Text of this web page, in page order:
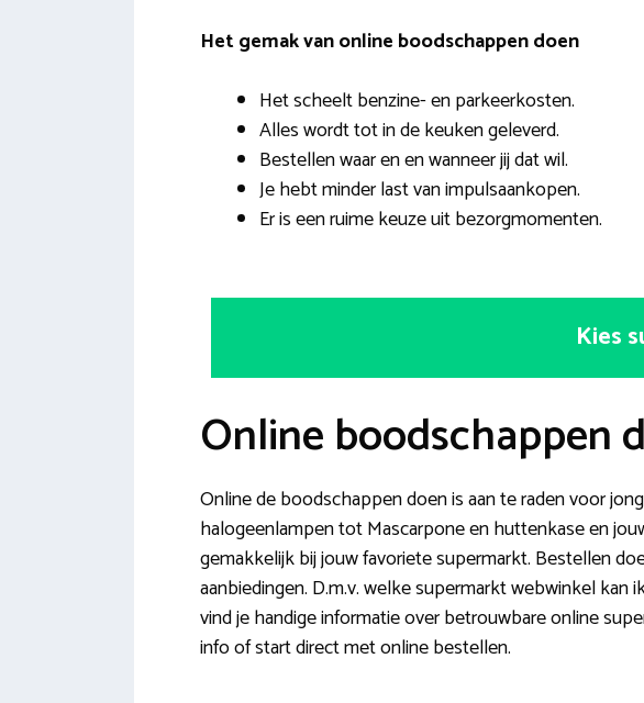
Het gemak van online boodschappen doen
Het scheelt benzine- en parkeerkosten.
Alles wordt tot in de keuken geleverd.
Bestellen waar en en wanneer jij dat wil.
Je hebt minder last van impulsaankopen.
Er is een ruime keuze uit bezorgmomenten.
Kies
Online boodschappen
Online de boodschappen doen is aan te raden voor
halogeenlampen tot Mascarpone en huttenkase en
gemakkelijk bij jouw favoriete supermarkt. Bestellen
aanbiedingen. D.m.v. welke supermarkt webwinkel
vind je handige informatie over betrouwbare online
info of start direct met online bestellen.